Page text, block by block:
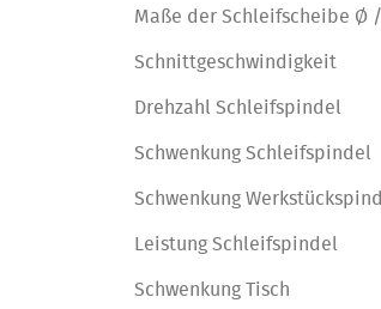
Maße der Schleifscheibe Ø
Schnittgeschwindigkeit
Drehzahl Schleifspindel
Schwenkung Schleifspindel
Schwenkung
Leistung Schleifspindel
Schwenkung Tisch